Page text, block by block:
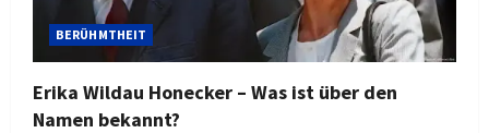
BERÜHMTHEIT
Erika Wildau Honecker – Was ist über den
Namen bekannt?